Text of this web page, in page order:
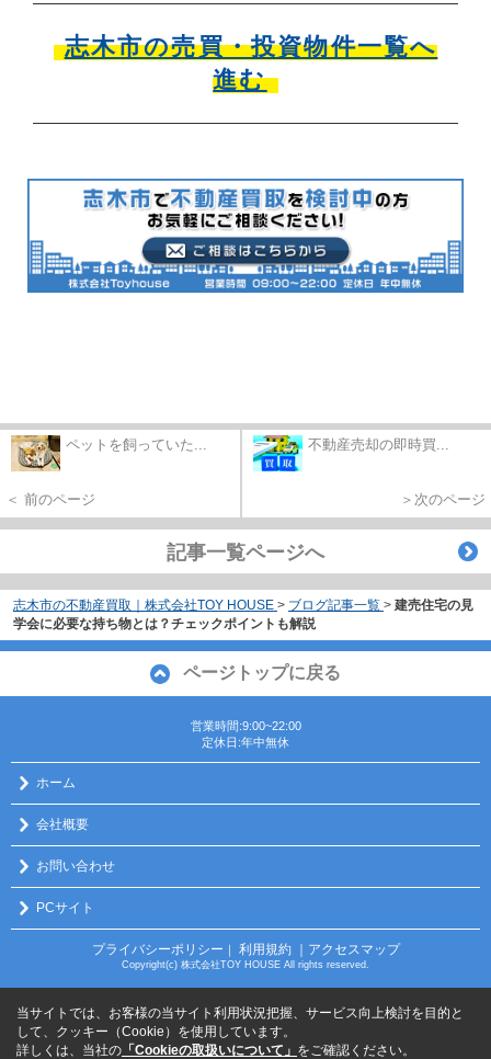
志木市の売買・投資物件一覧へ
進む
ペットを飼っていた...
＜ 前のページ
不動産売却の即時買...
＞次のページ
記事一覧ページへ
志木市の不動産買取｜株式会社TOY HOUSE > ブログ記事一覧 > 建売住宅の見
学会に必要な持ち物とは？チェックポイントも解説
ページトップに戻る
営業時間:9:00~22:00
定休日:年中無休
ホーム
会社概要
お問い合わせ
PCサイト
プライバシーポリシー ｜ 利用規約 ｜アクセスマップ
Copyright(c) 株式会社TOY HOUSE All rights reserved.
当サイトでは、お客様の当サイト利用状況把握、サービス向上検討を目的と
して、クッキー（Cookie）を使用しています。
詳しくは、当社の 「Cookieの取扱いについて」 をご確認ください。